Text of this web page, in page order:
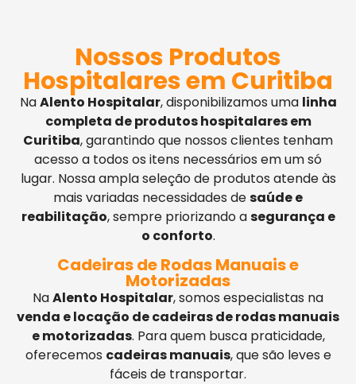
Nossos Produtos
Hospitalares em Curitiba
NaAlento Hospitalar, disponibilizamos uma linha
completa de produtos hospitalares em
Curitiba, garantindo que nossos clientes tenham
acesso a todos os itens necessários em um só
lugar. Nossa ampla seleção de produtos atende às
mais variadas necessidades desaúde e
reabilitação, sempre priorizando asegurança e
o conforto.
Cadeiras de Rodas Manuais e
Motorizadas
NaAlento Hospitalar, somos especialistas na
venda e locação de cadeiras de rodas manuais
e motorizadas. Para quem busca praticidade,
oferecemos cadeiras manuais, que são leves e
fáceis de transportar.